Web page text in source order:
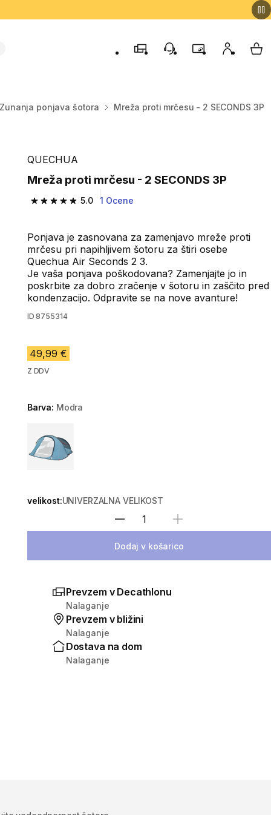
TrgovinePodporo strankam
ProgramMoj račun
Zunanja ponjava šotora Mreža proti mrčesu - 2 SECONDS 3P
QUECHUA
Mreža proti mrčesu - 2 SECONDS 3P
5.0
5.0 od 5 zvezdic from 1 ocene
1 Ocene
Ponjava je zasnovana za zamenjavo mreže proti
mrčesu pri napihljivem šotoru za štiri osebe
Quechua Air Seconds 2 3.
Je vaša ponjava poškodovana? Zamenjajte jo in
poskrbite za dobro zračenje v šotoru in zaščito pred
kondenzacijo. Odpravite se na nove avanture!
ID 8755314
49,99 €
Z DDV
Barva: Modra
velikost:UNIVERZALNA VELIKOST
Izberite količino
Dodaj v košarico
Prevzem v Decathlonu
Nalaganje
Prevzem v bližini
Nalaganje
Dostava na dom
Nalaganje